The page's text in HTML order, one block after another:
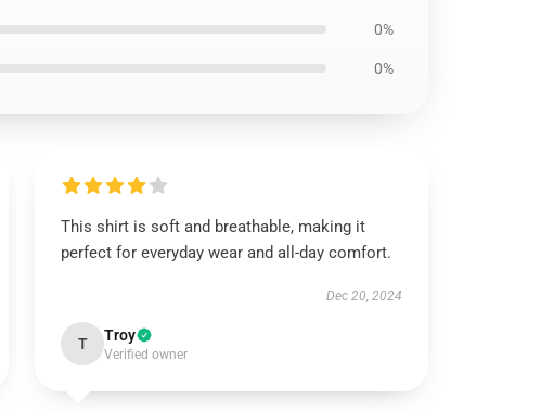
0%
0%
This shirt is soft and breathable, making it
perfect for everyday wear and all-day comfort.
Dec 20, 2024
T Troy
Verified owner